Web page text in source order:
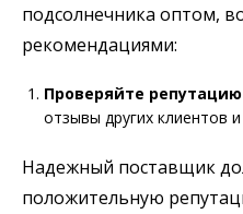
подсолнечника оптом,
рекомендациями:
Проверяйте
отзывы других клиентов
Надежный поставщик
положительную